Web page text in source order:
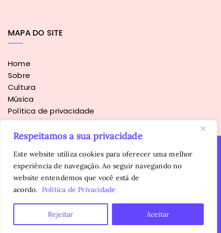
Respeitamos a sua privacidade
Este website utiliza cookies para oferecer uma melhor
experiência de navegação. Ao seguir navegando no
website entendemos que você está de
acordo. Política de Privacidade
Rejeitar Aceitar
MAPA DO SITE
Home
Sobre
Cultura
Música
Política de privacidade
Copyright © 2016 - 2026Sopa Alternativa
. Todos os direitos
reservados.
É proibida a reprodução, total ou parcial, do conteúdo sem
autorização prévia da autora.